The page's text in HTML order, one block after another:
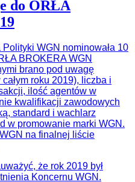
do ORŁA
WGN nominowała 10
BROKERA WGN
brano pod uwagę
roku 2019), liczba i
ilość agentów w
kwalifikacji zawodowych
standard i wachlarz
w promowanie marki WGN.
na finalnej liście
że rok 2019 był
Koncernu WGN.